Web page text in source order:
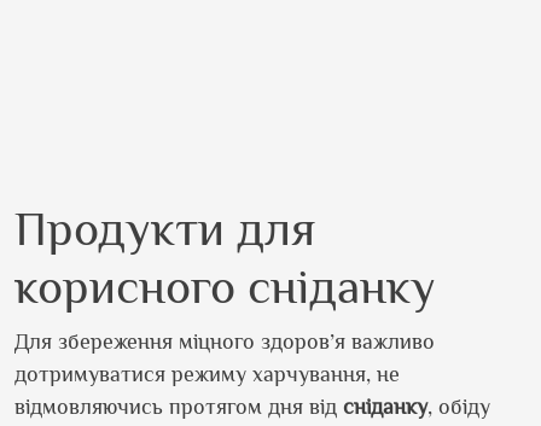
Продукти для
корисного сніданку
Для збереження міцного здоров’я важливо
дотримуватися режиму харчування, не
відмовляючись протягом дня від сніданку, обіду